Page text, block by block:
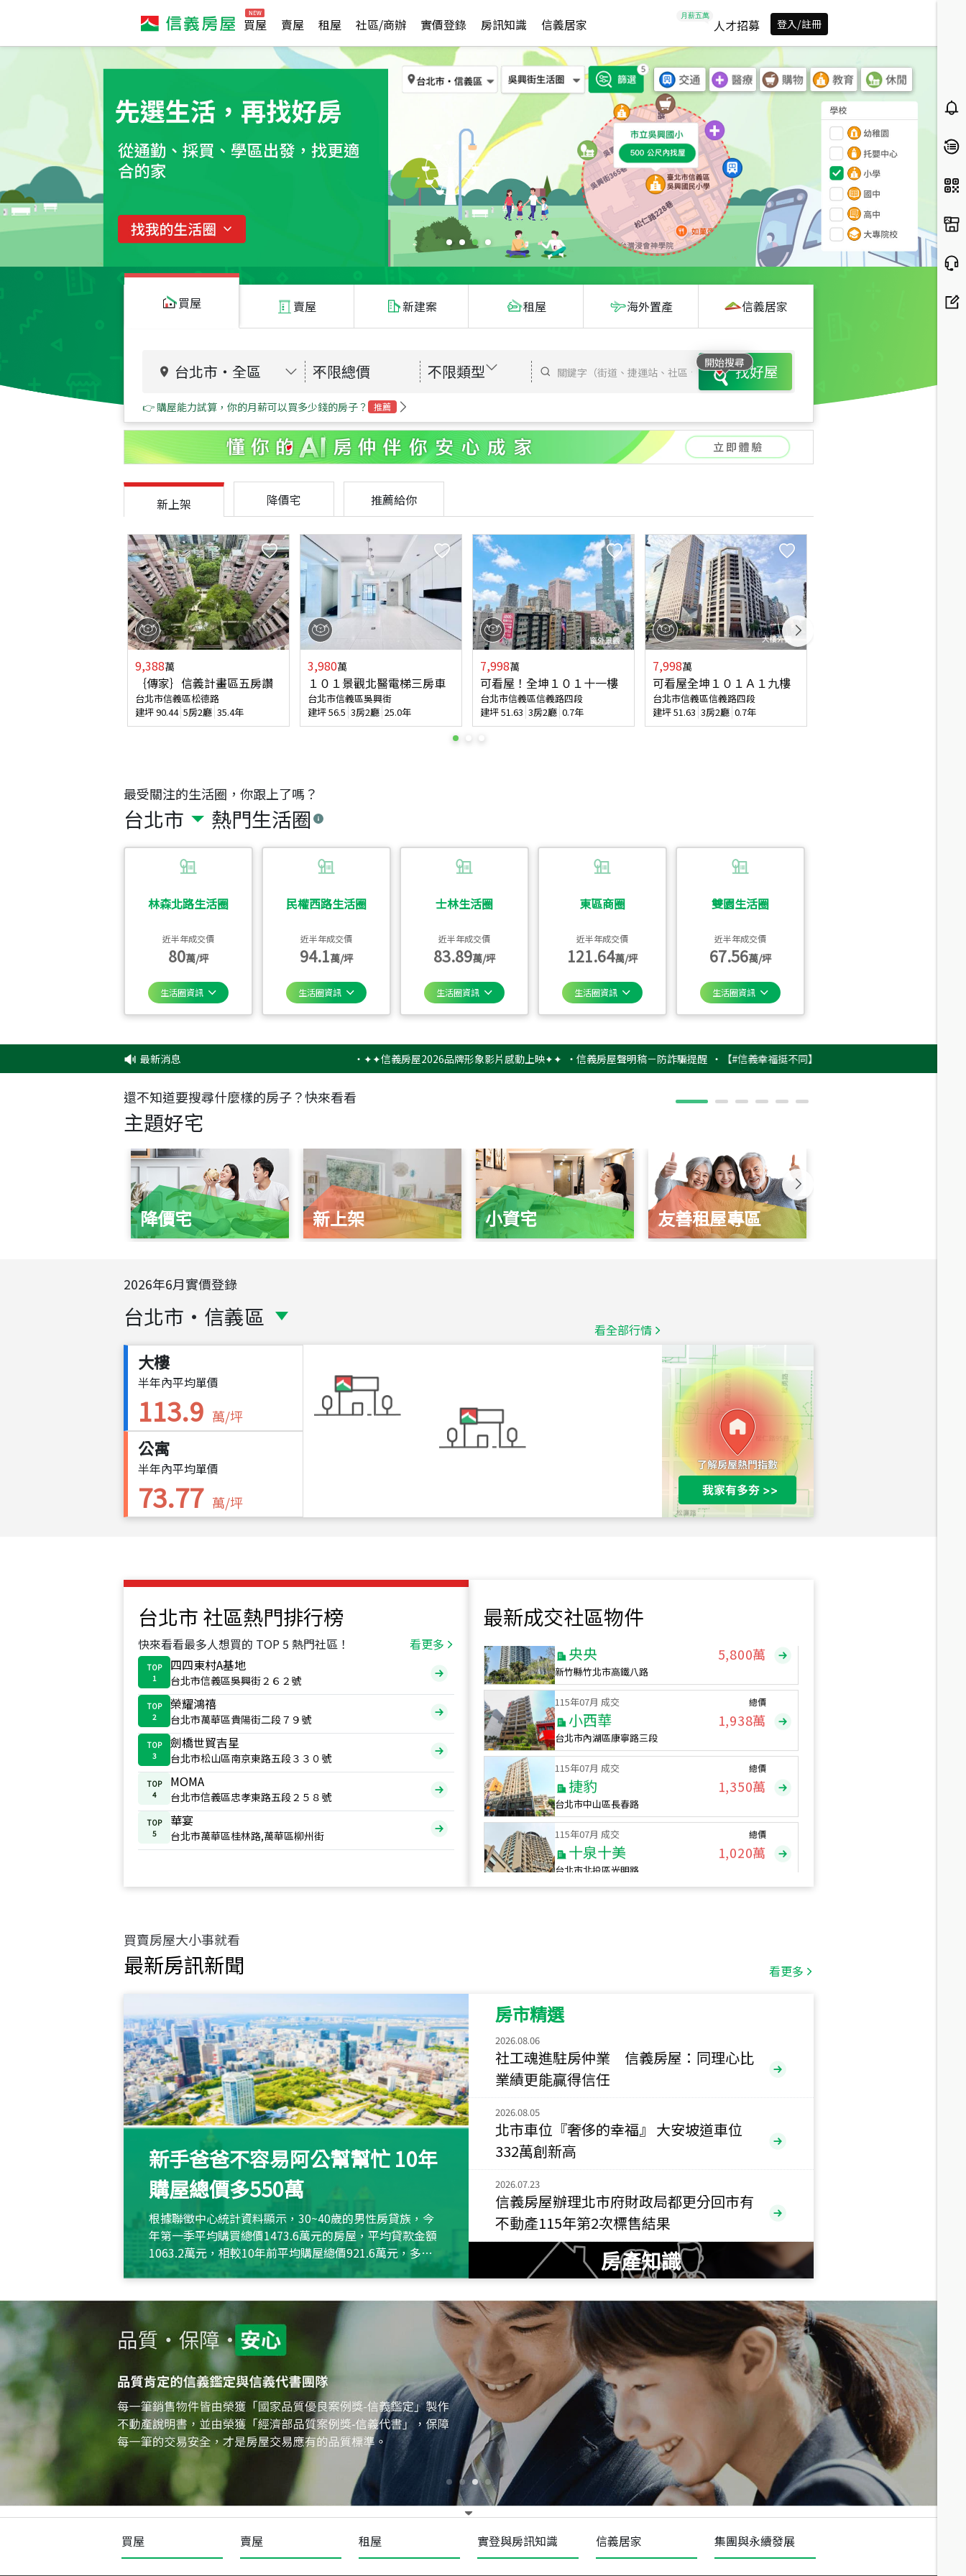
買屋 賣屋 租屋 社區/商辦 實價登錄 房訊知識 信義居家 人才招募 登入/註冊
買屋 賣屋 新建案 租屋 海外置產 信義居家
台北市 ・ 全區 不限總價 不限類型
開始搜尋
找好屋
👉 購屋能力試算，你的月薪可以買多少錢的房子？ 推薦
最受關注的生活圈，你跟上了嗎？
台北市 熱門生活圈
林森北路生活圈
近半年成交價
80萬/坪
生活圈資訊
民權西路生活圈
近半年成交價
94.1萬/坪
生活圈資訊
士林生活圈
近半年成交價
83.89萬/坪
生活圈資訊
東區商圈
近半年成交價
121.64萬/坪
生活圈資訊
雙園生活圈
近半年成交價
67.56萬/坪
生活圈資訊
新上架 降價宅 推薦給你
9,388萬
｛傳家｝信義計畫區五房讚
台北市信義區松德路
建坪90.44 5房2廳 35.4年
3,980萬
１０１景觀北醫電梯三房車
台北市信義區吳興街
建坪56.5 3房2廳 25.0年
7,998萬
可看屋！全坤１０１十一樓
台北市信義區信義路四段
建坪51.63 3房2廳 0.7年
7,998萬
可看屋全坤１０１Ａ１九樓
台北市信義區信義路四段
建坪51.63 3房2廳 0.7年
最新消息 ✦✦信義房屋2026品牌形象影片感動上映✦✦ ‧信義房屋聲明稿－防詐騙提醒 ‧【#信義幸福挺不同】用實力，讓升職免抽號碼牌！最新雇主
還不知道要搜尋什麼樣的房子？快來看看
主題好宅
降價宅 新上架 小資宅 友善租屋專區
2026年6月實價登錄
台北市 ・ 信義區 看全部行情
大樓
半年內平均單價
113.9 萬/坪
公寓
半年內平均單價
73.77 萬/坪
台北市 社區熱門排行榜
快來看看最多人想買的 TOP 5 熱門社區！ 看更多
TOP
1
四四東村A基地
台北市信義區吳興街２６２號
TOP
2
榮耀鴻禧
台北市萬華區貴陽街二段７９號
TOP
3
劍橋世貿吉星
台北市松山區南京東路五段３３０號
TOP
4
MOMA
台北市信義區忠孝東路五段２５８號
TOP
5
華宴
台北市萬華區桂林路,萬華區柳州街
最新成交社區物件
台北市中山區長春路
1,020萬
總價
490萬
新竹市新竹市慈祥路
總價
1,808萬
115年07月 成交
新竹縣竹北市高鐵八路
115年07月 成交
小西華
台北市內湖區康寧路三段
總價
1,938萬
115年07月 成交
捷豹
台北市中山區長春路
總價
1,350萬
115年07月 成交
十泉十美
台北市北投區光明路
總價
1,020萬
115年07月 成交
115
新北市永和區環河西路二段
115年07月 成交
央央 5,800萬
115年
小西華 1,938萬
115 年07月 成交
捷豹
台北市中山區長春路
115年07月 成交
十泉十美
台北市北投區光明路
總價
1,020萬
年 07月 成交
四維天廈
新竹市新竹市四維路
總價
490萬
115 月 成交
菁英典藏
新竹市新竹市慈祥路
1,808
買賣房屋大小事就看
最新房訊新聞 看更多
新手爸爸不容易阿公幫幫忙 10年
購屋總價多550萬
根據聯徵中心統計資料顯示，30~40歲的男性房貸族，今
年第一季平均購買總價1473.6萬元的房屋，平均貸款金額
1063.2萬元，相較10年前平均購屋總價921.6萬元，多出
約550萬元，且貸款金額也多
房市精選
2026.08.06
社工魂進駐房仲業 信義房屋：同理心比
業績更能贏得信任
2026.08.05
北市車位『奢侈的幸福』 大安坡道車位
332萬創新高
2026.07.23
信義房屋辦理北市府財政局都更分回市有
不動產115年第2次標售結果
房產知識
買屋 賣屋 租屋 實登與房訊知識 信義居家 集團與永續發展